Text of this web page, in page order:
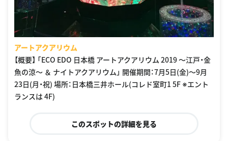
アートアクアリウム
【概要】 「ECO EDO 日本橋 アートアクアリウム 2019 〜江戸・金
魚の涼〜 ＆ ナイトアクアリウム」 開催期間：7月5日(金)〜9月
23日(月・祝) 場所：日本橋三井ホール(コレド室町1 5F ※エント
ランスは 4F)
このスポットの詳細を見る